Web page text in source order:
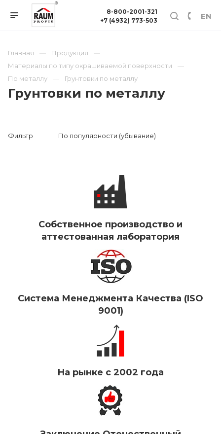
EN
8-800-2001-321
+7 (4932) 773-503
Главная
Продукция
Материалы по типу окрашиваемой поверхности
По металлу
Грунтовки по металлу
Грунтовки по металлу
Фильтр По популярности (убывание)
Собственное производство и
аттестованная лаборатория
Система Менеджмента Качества (ISO
9001)
На рынке с 2002 года